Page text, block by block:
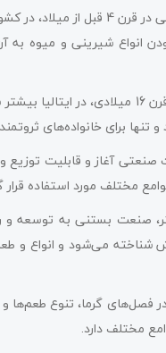
ایران پیدا شد.
انواع شیرینی و میوه به
بستنی در طی عصر میانه راه خود را به اروپا
برای خانواده‌های
تولید بستنی به صورت صنعتی آغاز
مختلف مورد استفاده قرار
مدرنتر، صنعت بستنی به
می‌شود و انواع و
فصل‌های گرما، تنوع طعم‌ها
مختلف دارد.